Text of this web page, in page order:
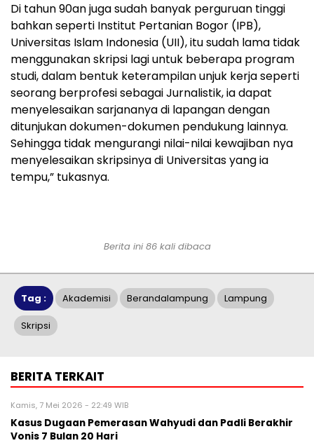
Di tahun 90an juga sudah banyak perguruan tinggi
bahkan seperti Institut Pertanian Bogor (IPB),
Universitas Islam Indonesia (UII), itu sudah lama tidak
menggunakan skripsi lagi untuk beberapa program
studi, dalam bentuk keterampilan unjuk kerja seperti
seorang berprofesi sebagai Jurnalistik, ia dapat
menyelesaikan sarjananya di lapangan dengan
ditunjukan dokumen-dokumen pendukung lainnya.
Sehingga tidak mengurangi nilai-nilai kewajiban nya
menyelesaikan skripsinya di Universitas yang ia
tempu,” tukasnya.
Berita ini 86 kali dibaca
Tag : Akademisi Berandalampung Lampung
Skripsi
BERITA TERKAIT
Kamis, 7 Mei 2026 - 22:49 WIB
Kasus Dugaan Pemerasan Wahyudi dan Padli Berakhir
Vonis 7 Bulan 20 Hari